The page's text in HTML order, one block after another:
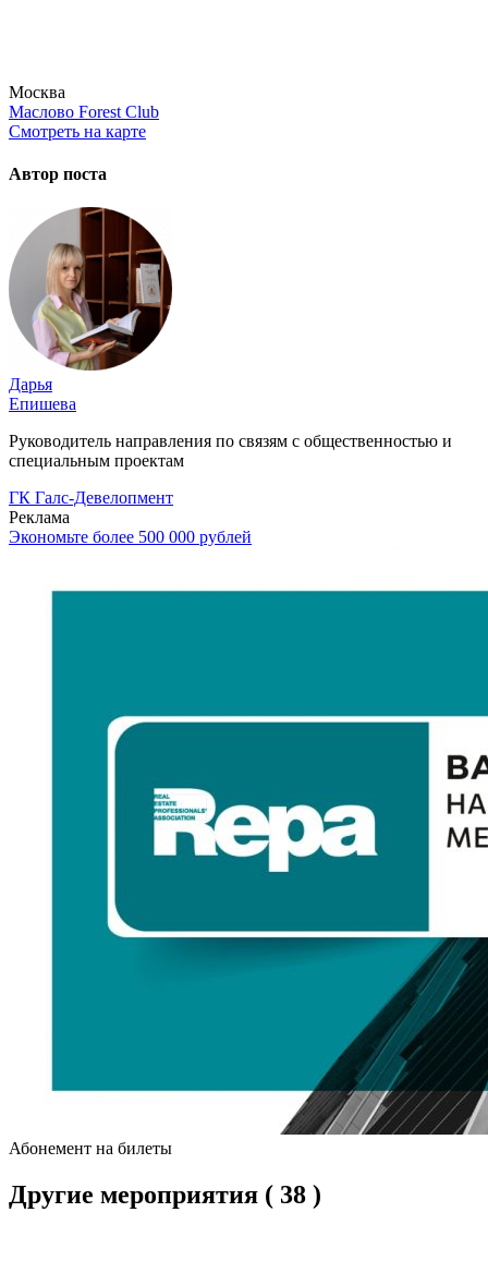
Москва
Маслово Forest Club
Смотреть на карте
Автор поста
Дарья
Епишева
Руководитель направления по связям с общественностью и
специальным проектам
ГК Галс-Девелопмент
Реклама
Экономьте более 500 000 рублей
Абонемент на билеты
Другие мероприятия ( 38 )